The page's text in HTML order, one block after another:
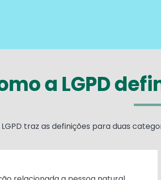
a LGPD
traz as definições para duas